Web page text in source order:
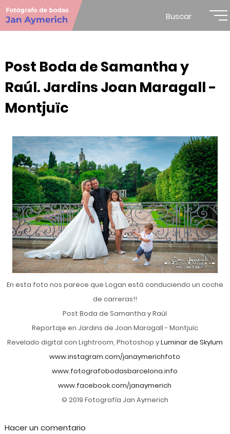
Buscar
Post Boda de Samantha y
Raúl. Jardins Joan Maragall -
Montjuïc
En esta foto nos parece que Logan está conduciendo un coche
de carreras!!
Post Boda de Samantha y Raúl
Reportaje en Jardins de Joan Maragall - Montjuïc
Revelado digital con Lightroom, Photoshop yLuminar de Skylum
www.instagram.com/janaymerichfoto
www.fotografobodasbarcelona.info
www.facebook.com/janaymerich
© 2019 Fotografía Jan Aymerich
Hacer un comentario